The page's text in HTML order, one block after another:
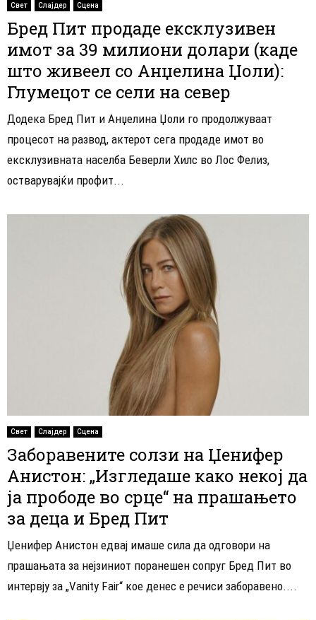
Свет Слајдер Сцена
Бред Пит продаде ексклузивен
имот за 39 милиони долари (каде
што живеел со Анџелина Џоли):
Глумецот се сели на север
Додека Бред Пит и Анџелина Џоли го продолжуваат
процесот на развод, актерот сега продаде имот во
ексклузивната населба Беверли Хилс во Лос Фелиз,
остварувајќи профит...
Свет Слајдер Сцена
Заборавените солзи на Џенифер
Анистон: „Изгледаше како некој да
ја прободе во срце“ на прашањето
за деца и Бред Пит
Џенифер Анистон едвај имаше сила да одговори на
прашањата за нејзиниот поранешен сопруг Бред Пит во
интервју за „Vanity Fair“ кое денес е речиси заборавено....